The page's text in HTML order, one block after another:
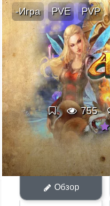
-Игра PVE PVP
755
Обзор